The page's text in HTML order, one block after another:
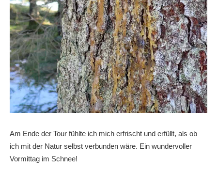
Am Ende der Tour fühlte ich mich erfrischt und erfüllt, als ob
ich mit der Natur selbst verbunden wäre. Ein wundervoller
Vormittag im Schnee!